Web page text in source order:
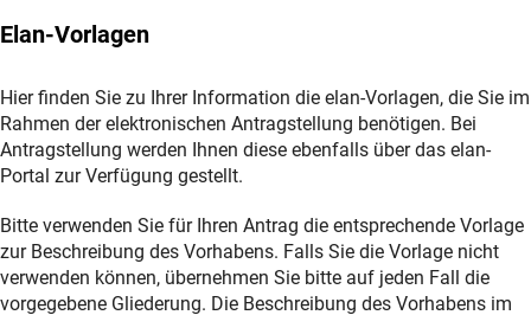
Elan-Vorlagen
Hier finden Sie zu Ihrer Information die elan-Vorlagen, die Sie im
Rahmen der elektronischen Antragstellung benötigen. Bei
Antragstellung werden Ihnen diese ebenfalls über das elan-
Portal zur Verfügung gestellt.
Bitte verwenden Sie für Ihren Antrag die entsprechende Vorlage
zur Beschreibung des Vorhabens. Falls Sie die Vorlage nicht
verwenden können, übernehmen Sie bitte auf jeden Fall die
vorgegebene Gliederung. Die Beschreibung des Vorhabens im